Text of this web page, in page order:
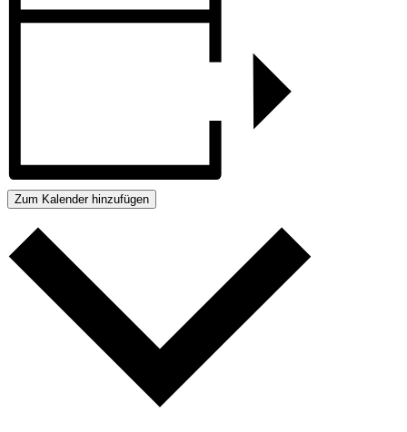
Zum Kalender hinzufügen